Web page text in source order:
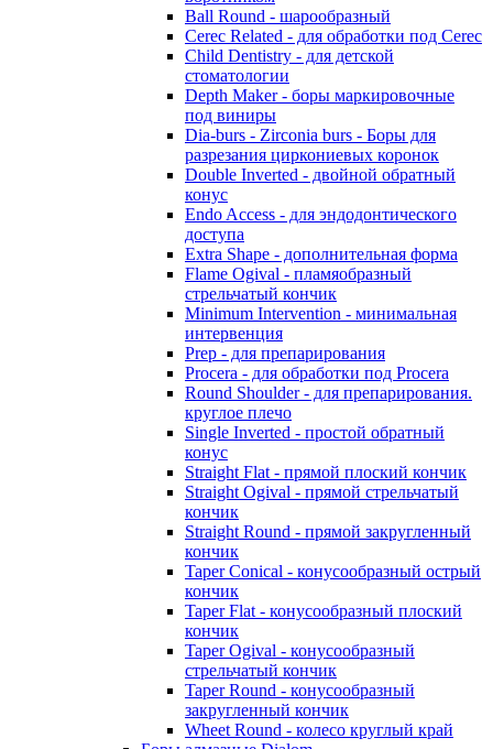
Ball Round - шарообразный
Cerec Related - для обработки под Cerec
Child Dentistry - для детской
стоматологии
Depth Maker - боры маркировочные
под виниры
Dia-burs - Zirconia burs - Боры для
разрезания циркониевых коронок
Double Inverted - двойной обратный
конус
Endo Access - для эндодонтического
доступа
Extra Shape - дополнительная форма
Flame Ogival - пламяобразный
стрельчатый кончик
Minimum Intervention - минимальная
интервенция
Prep - для препарирования
Procera - для обработки под Procera
Round Shoulder - для препарирования.
круглое плечо
Single Inverted - простой обратный
конус
Straight Flat - прямой плоский кончик
Straight Ogival - прямой стрельчатый
кончик
Straight Round - прямой закругленный
кончик
Taper Conical - конусообразный острый
кончик
Taper Flat - конусообразный плоский
кончик
Taper Ogival - конусообразный
стрельчатый кончик
Taper Round - конусообразный
закругленный кончик
Wheet Round - колесо круглый край